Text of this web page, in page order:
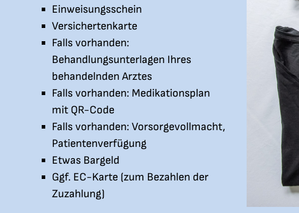
Einweisungsschein
Versichertenkarte
Falls vorhanden:
Behandlungsunterlagen Ihres
behandelnden Arztes
Falls vorhanden: Medikationsplan
mit QR-Code
Falls vorhanden: Vorsorgevollmacht,
Patientenverfügung
Etwas Bargeld
Ggf. EC-Karte (zum Bezahlen der
Zuzahlung)